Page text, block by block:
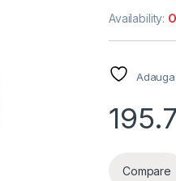
Availability:
Compare